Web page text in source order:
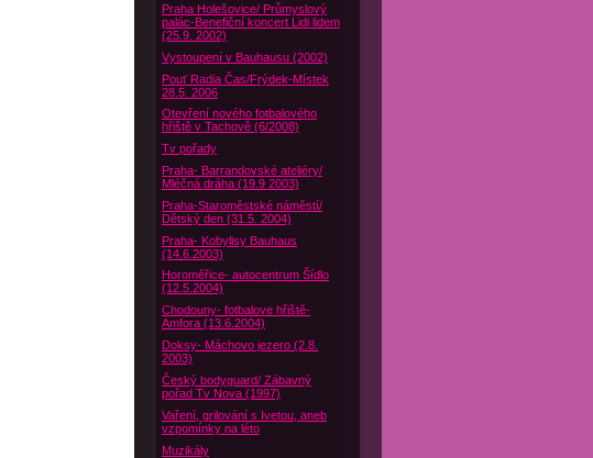
Praha Holešovice/ Průmyslový
palác-Benefiční koncert Lidi lidem
(25.9. 2002)
Vystoupení v Bauhausu (2002)
Pouť Radia Čas/Frýdek-Místek
28.5. 2006
Otevření nového fotbalového
hřiště v Tachově (6/2008)
Tv pořady
Praha- Barrandovské ateliéry/
Mléčná dráha (19.9 2003)
Praha-Staroměstské náměstí/
Dětský den (31.5. 2004)
Praha- Kobylisy Bauhaus
(14.6.2003)
Horoměřice- autocentrum Šídlo
(12.5.2004)
Chodouny- fotbalove hřiště-
Amfora (13.6.2004)
Doksy- Máchovo jezero (2.8.
2003)
Český bodyguard/ Zábavný
pořad Tv Nova (1997)
Vaření, grilování s Ivetou, aneb
vzpomínky na léto
Muzikály